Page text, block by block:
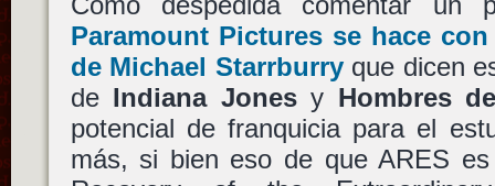
Paramount Picturesse hace
de Michael Starrburryque dicen
de Indiana Jonesy Hombres
potencial de franquicia para el
más, si bien eso de que ARES